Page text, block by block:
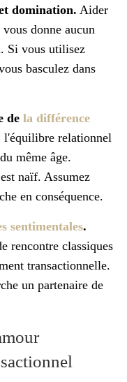
domination. Aider
donne aucun
Si vous utilisez
basculez dans
de la différence
l'équilibre relationnel
même âge.
naïf. Assumez
en conséquence.
sentimentales.
rencontre classiques
transactionnelle.
un partenaire de